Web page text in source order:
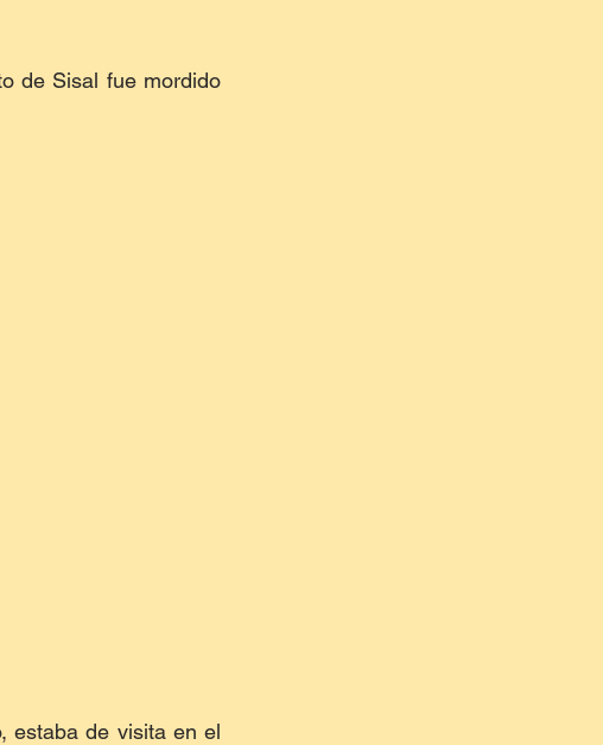
de Sisal fue mordido
estaba de visita en el